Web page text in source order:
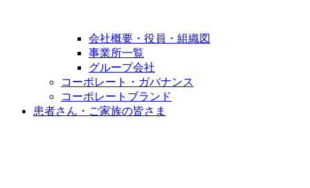
会社概要・役員・組織図
事業所一覧
グループ会社
コーポレート・ガバナンス
コーポレートブランド
患者さん・ご家族の皆さま